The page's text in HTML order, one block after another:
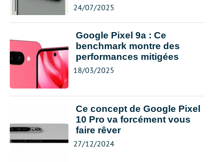
24/07/2025
Google Pixel 9a : Ce
benchmark montre des
performances mitigées
18/03/2025
Ce concept de Google Pixel
10 Pro va forcément vous
faire rêver
27/12/2024